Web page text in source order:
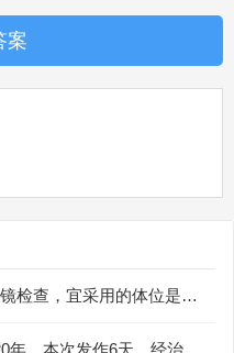
案
检查，宜采用的体位是
，本次发作6天，经治疗